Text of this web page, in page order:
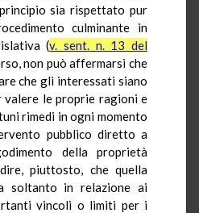
sia rispettato pur
culminante in
(v. sent. n. 13 del
non può affermarsi che
che gli interessati siano
valere le proprie ragioni e
rimedi in ogni momento
pubblico diretto a
della proprietà
piuttosto, che quella
soltanto in relazione ai
vincoli o limiti per i